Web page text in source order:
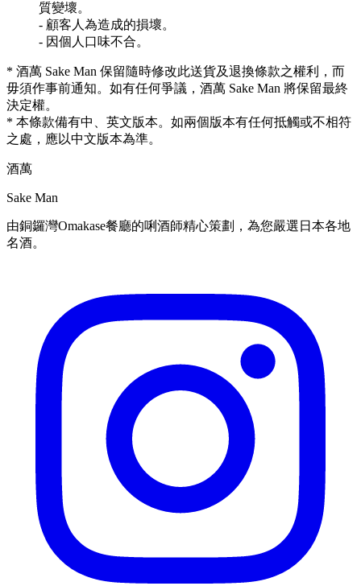
質變壞。
- 顧客人為造成的損壞。
- 因個人口味不合。
* 酒萬 Sake Man 保留隨時修改此送貨及退換條款之權利，而
毋須作事前通知。如有任何爭議，酒萬 Sake Man 將保留最終
決定權。
* 本條款備有中、英文版本。如兩個版本有任何抵觸或不相符
之處，應以中文版本為準。
酒萬
Sake Man
由銅鑼灣Omakase餐廳的唎酒師精心策劃，為您嚴選日本各地
名酒。